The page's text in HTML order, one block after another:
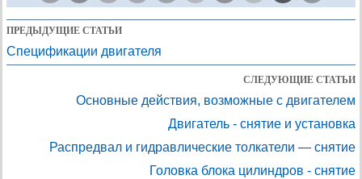
ПРЕДЫДУЩИЕ СТАТЬИ
Спецификации двигателя
СЛЕДУЮЩИЕ СТАТЬИ
Основные действия, возможные с двигателем
Двигатель - снятие и установка
Распредвал и гидравлические толкатели — снятие
Головка блока цилиндров - снятие